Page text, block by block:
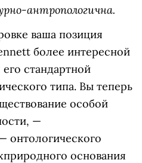
антропологична.
ваша позиция
более интересной
стандартной
типа. Вы теперь
особой
—
онтологического
основания